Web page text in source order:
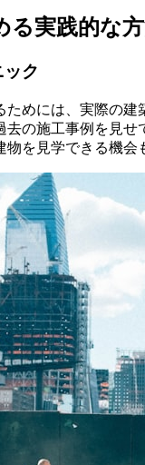
る実践的な
ク
めには、実際の
の施工事例を見
を見学できる機